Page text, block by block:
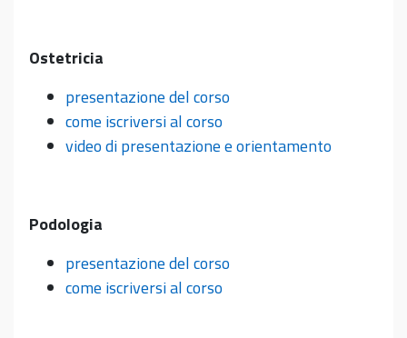
Ostetricia
presentazione del corso
come iscriversi al corso
video di presentazione e orientamento
Podologia
presentazione del corso
come iscriversi al corso